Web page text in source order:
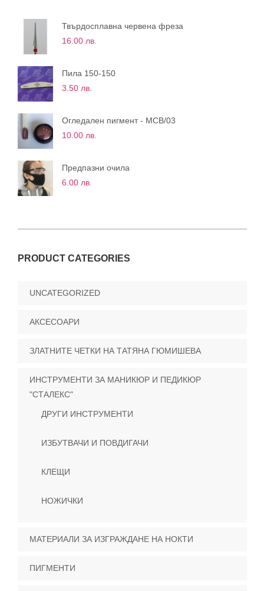
Твърдосплавна червена фреза
16.00 лв.
Пила 150-150
3.50 лв.
Огледален пигмент - МCB/03
10.00 лв.
Предпазни очила
6.00 лв.
PRODUCT CATEGORIES
UNCATEGORIZED
АКСЕСОАРИ
ЗЛАТНИТЕ ЧЕТКИ НА ТАТЯНА ГЮМИШЕВА
ИНСТРУМЕНТИ ЗА МАНИКЮР И ПЕДИКЮР
"СТАЛЕКС"
ДРУГИ ИНСТРУМЕНТИ
ИЗБУТВАЧИ И ПОВДИГАЧИ
КЛЕЩИ
НОЖИЧКИ
МАТЕРИАЛИ ЗА ИЗГРАЖДАНЕ НА НОКТИ
ПИГМЕНТИ